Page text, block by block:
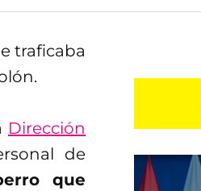
traficaba
Dirección
de
que